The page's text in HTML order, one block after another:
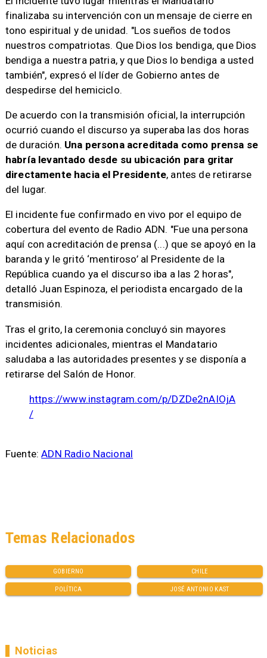
finalizaba su intervención con un mensaje de cierre en
tono espiritual y de unidad. "Los sueños de todos
nuestros compatriotas. Que Dios los bendiga, que Dios
bendiga a nuestra patria, y que Dios lo bendiga a usted
también", expresó el líder de Gobierno antes de
despedirse del hemiciclo.
De acuerdo con la transmisión oficial, la interrupción
ocurrió cuando el discurso ya superaba las dos horas
de duración. Una persona acreditada como prensa se
habría levantado desde su ubicación para gritar
directamente hacia el Presidente, antes de retirarse
del lugar.
El incidente fue confirmado en vivo por el equipo de
cobertura del evento de Radio ADN. "Fue una persona
aquí con acreditación de prensa (...) que se apoyó en la
baranda y le gritó ‘mentiroso’ al Presidente de la
República cuando ya el discurso iba a las 2 horas",
detalló Juan Espinoza, el periodista encargado de la
transmisión.
Tras el grito, la ceremonia concluyó sin mayores
incidentes adicionales, mientras el Mandatario
saludaba a las autoridades presentes y se disponía a
retirarse del Salón de Honor.
https://www.instagram.com/p/DZDe2nAIOjA
/
Fuente:ADN Radio Nacional
GOBIERNO CHILE
POLÍTICA JOSÉ ANTONIO KAST
Temas Relacionados
Noticias